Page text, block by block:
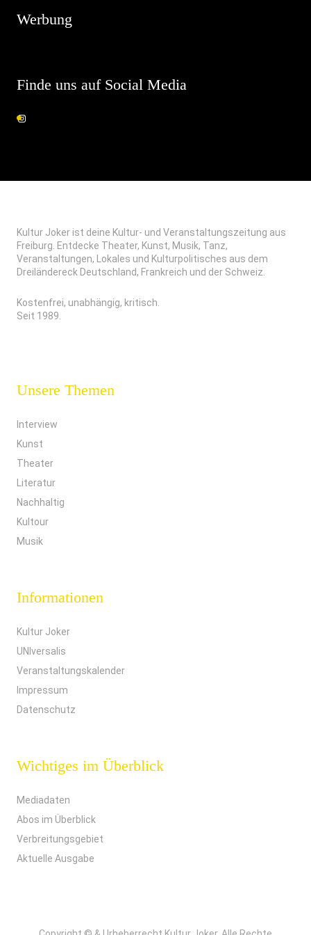
Werbung
Finde uns auf Social Media
Kultur Joker ist deine Kultur- und Veranstaltungszeitung aus
Freiburg. Entdecke Theater, Kunst, Musik, Tanz,
Veranstaltungen, Lokales und Kulturpolitisches aus dem
Dreiländereck Deutschland, Frankreich und der Schweiz.
Kostenfrei, unabhängig, kritisch.
Seit 1989.
Unsere Themen
Interview
Kunst
Theater
Literatur
Nachhaltig
Kultour
Musik
Informationen
Kultur Joker
UNIversalis
Veranstaltungskalender
Impressum
Datenschutz
Wichtiges im Überblick
Mediadaten
Abos im Überblick
Verbreitungsgebiet
Aktuelle Ausgabe